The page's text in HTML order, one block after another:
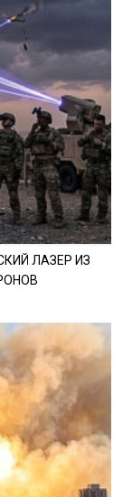
ЛАЗЕР ИЗ